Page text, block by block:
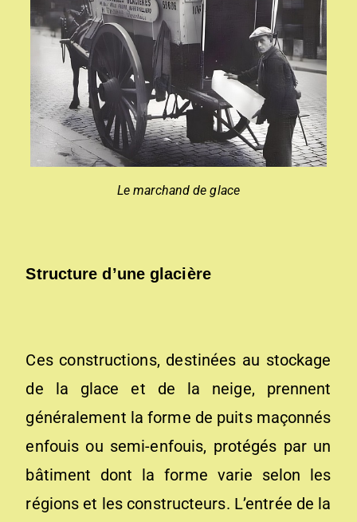
Le marchand de glace
Structure d’une glacière
Ces constructions, destinées au stockage
de la glace et de la neige, prennent
généralement la forme de puits maçonnés
enfouis ou semi-enfouis, protégés par un
bâtiment dont la forme varie selon les
régions et les constructeurs. L’entrée de la